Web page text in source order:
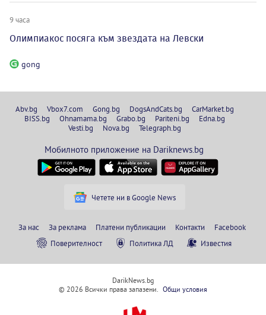
9 часа
Олимпиакос посяга към звездата на Левски
gong
Abv.bg Vbox7.com Gong.bg DogsAndCats.bg
CarMarket.bg
BISS.bg
Ohnamama.bg Grabo.bg Pariteni.bg
Edna.bg
Vesti.bg
Nova.bg Telegraph.bg
Мобилното приложение на Dariknews.bg
Четете ни в Google News
За нас За реклама Платени публикации Контакти
Facebook
Поверителност
Политика ЛД Известия
DarikNews.bg
© 2026 Всички права запазени. Общи условия